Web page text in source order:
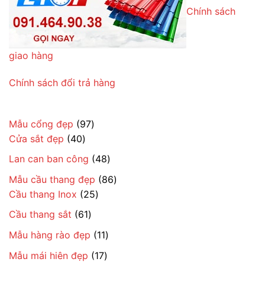
Chính sách
giao hàng
Chính sách đổi trả hàng
Mẫu cổng đẹp 9797
phẩm
Cửa sắt đẹp 4040
sản
phẩm
Lan can ban công 4848
sản
phẩm
Mẫu cầu thang đẹp 8686
Cầu thang Inox 2525
Cầu thang sắt 6161
sản
phẩm
Mẫu hàng rào đẹp 1111
sản
phẩm
Mẫu mái hiên đẹp 1717